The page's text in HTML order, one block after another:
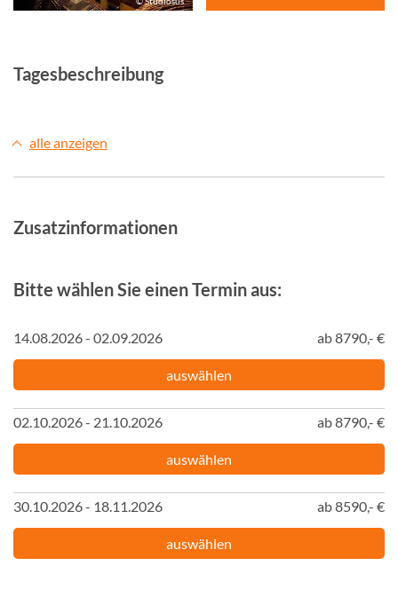
Tagesbeschreibung
alle anzeigen
Zusatzinformationen
Bitte wählen Sie einen Termin aus:
14.08.2026 - 02.09.2026 ab 8790,- €
auswählen
02.10.2026 - 21.10.2026 ab 8790,- €
auswählen
30.10.2026 - 18.11.2026 ab 8590,- €
auswählen